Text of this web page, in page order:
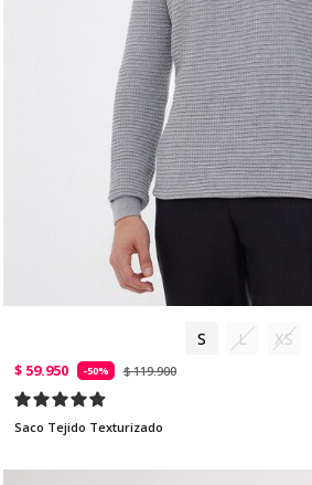
S L XS
$ 59.950 -50% $ 119.900
Saco Tejido Texturizado